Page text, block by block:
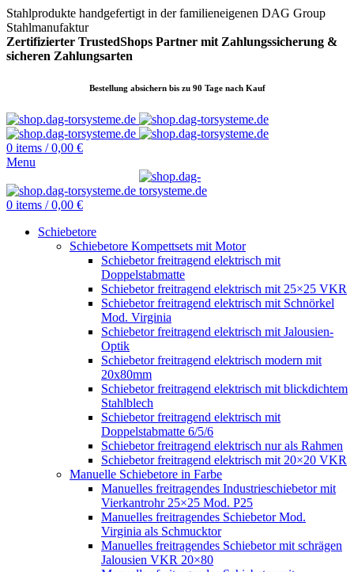
Stahlprodukte handgefertigt in der familieneigenen DAG Group
Stahlmanufaktur
Zertifizierter TrustedShops Partner mit Zahlungssicherung &
sicheren Zahlungsarten
Bestellung absichern bis zu 90 Tage nach Kauf
0 items / 0,00 €
Menu
0 items / 0,00 €
Schiebetore
Schiebetore Kompettsets mit Motor
Schiebetor freitragend elektrisch mit
Doppelstabmatte
Schiebetor freitragend elektrisch mit 25×25 VKR
Schiebetor freitragend elektrisch mit Schnörkel
Mod. Virginia
Schiebetor freitragend elektrisch mit Jalousien-
Optik
Schiebetor freitragend elektrisch modern mit
20x80mm
Schiebetor freitragend elektrisch mit blickdichtem
Stahlblech
Schiebetor freitragend elektrisch mit
Doppelstabmatte 6/5/6
Schiebetor freitragend elektrisch nur als Rahmen
Schiebetor freitragend elektrisch mit 20×20 VKR
Manuelle Schiebetore in Farbe
Manuelles freitragendes Industrieschiebetor mit
Vierkantrohr 25×25 Mod. P25
Manuelles freitragendes Schiebetor Mod.
Virginia als Schmucktor
Manuelles freitragendes Schiebetor mit schrägen
Jalousien VKR 20×80